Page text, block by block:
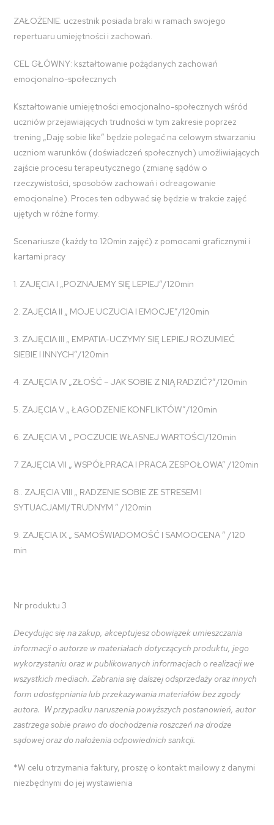
ZAŁOŻENIE: uczestnik posiada braki w ramach swojego
repertuaru umiejętności i zachowań.
CEL GŁÓWNY: kształtowanie pożądanych zachowań
emocjonalno-społecznych
Kształtowanie umiejętności emocjonalno-społecznych wśród
uczniów przejawiających trudności w tym zakresie poprzez
trening „Daję sobie like” będzie polegać na celowym stwarzaniu
uczniom warunków (doświadczeń społecznych) umożliwiających
zajście procesu terapeutycznego (zmianę sądów o
rzeczywistości, sposobów zachowań i odreagowanie
emocjonalne). Proces ten odbywać się będzie w trakcie zajęć
ujętych w różne formy.
Scenariusze (każdy to 120min zajęć) z pomocami graficznymi i
kartami pracy
1. ZAJĘCIA I „POZNAJEMY SIĘ LEPIEJ”/120min
2. ZAJĘCIA II „ MOJE UCZUCIA I EMOCJE”/120min
3. ZAJĘCIA III „ EMPATIA-UCZYMY SIĘ LEPIEJ ROZUMIEĆ
SIEBIE I INNYCH”/120min
4. ZAJĘCIA IV „ZŁOŚĆ – JAK SOBIE Z NIĄ RADZIĆ?”/120min
5. ZAJĘCIA V „ ŁAGODZENIE KONFLIKTÓW”/120min
6. ZAJĘCIA VI „ POCZUCIE WŁASNEJ WARTOŚCI/120min
7. ZAJĘCIA VII „ WSPÓŁPRACA I PRACA ZESPOŁOWA” /120min
8.. ZAJĘCIA VIII „ RADZENIE SOBIE ZE STRESEM I
SYTUACJAMI/TRUDNYM ” /120min
9. ZAJĘCIA IX „ SAMOŚWIADOMOŚĆ I SAMOOCENA ” /120
min
Nr produktu 3
Decydując się na zakup, akceptujesz obowiązek umieszczania
informacji o autorze w materiałach dotyczących produktu, jego
wykorzystaniu oraz w publikowanych informacjach o realizacji we
wszystkich mediach. Zabrania się dalszej odsprzedaży oraz innych
form udostępniania lub przekazywania materiałów bez zgody
autora. W przypadku naruszenia powyższych postanowień, autor
zastrzega sobie prawo do dochodzenia roszczeń na drodze
sądowej oraz do nałożenia odpowiednich sankcji.
*W celu otrzymania faktury, proszę o kontakt mailowy z danymi
niezbędnymi do jej wystawienia